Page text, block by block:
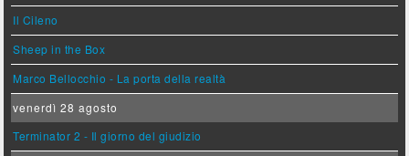
Il Cileno
Sheep in the Box
Marco Bellocchio - La porta della realtà
venerdì 28 agosto
Terminator 2 - Il giorno del giudizio